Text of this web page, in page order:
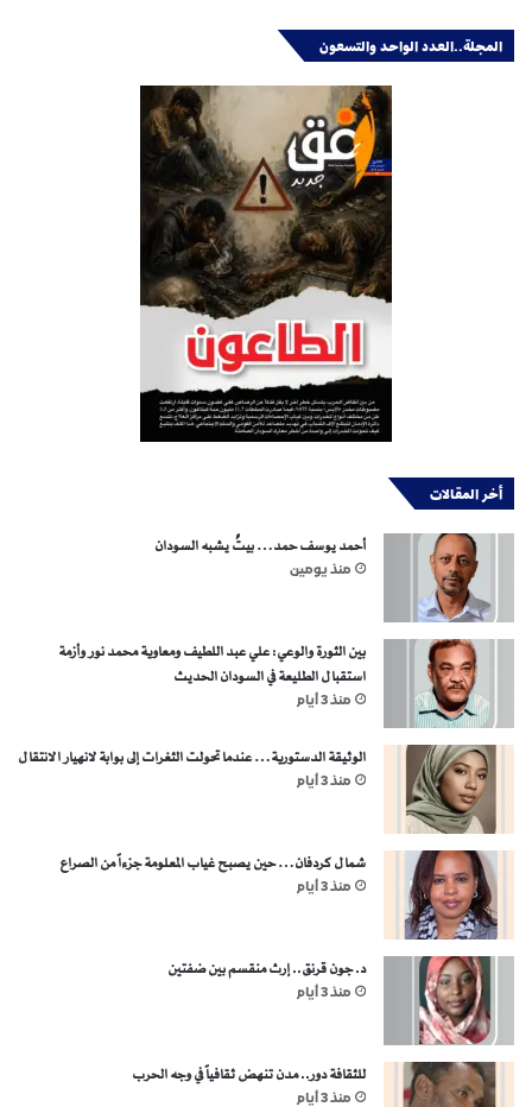
المجلة..العدد الواحد والتسعون
أخر المقالات
أحمد يوسف حمد… بيتٌ يشبه السودان
منذ يومين
بين الثورة والوعي: علي عبد اللطيف ومعاوية محمد نور وأزمة
استقبال الطليعة في السودان الحديث
منذ 3 أيام
الوثيقة الدستورية… عندما تحولت الثغرات إلى بوابة لانهيار الانتقال
منذ 3 أيام
شمال كردفان… حين يصبح غياب المعلومة جزءاً من الصراع
منذ 3 أيام
د. جون قرنق.. إرث منقسم بين ضفتين
منذ 3 أيام
للثقافة دور.. مدن تنهض ثقافياً في وجه الحرب
منذ 3 أيام